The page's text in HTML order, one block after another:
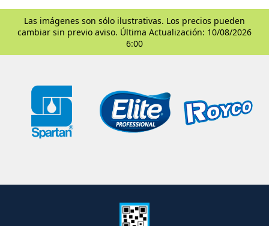
Las imágenes son sólo ilustrativas. Los precios pueden
cambiar sin previo aviso. Última Actualización: 10/08/2026
6:00